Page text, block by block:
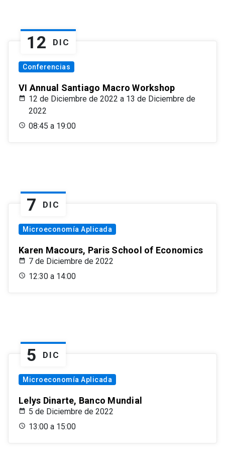
12 DIC
Conferencias
VI Annual Santiago Macro Workshop
12 de Diciembre de 2022 a 13 de Diciembre de
2022
08:45 a 19:00
7 DIC
Microeconomía Aplicada
Karen Macours, Paris School of Economics
7 de Diciembre de 2022
12:30 a 14:00
5 DIC
Microeconomía Aplicada
Lelys Dinarte, Banco Mundial
5 de Diciembre de 2022
13:00 a 15:00